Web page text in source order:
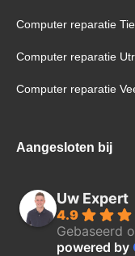
Computer reparatie
Computer reparatie
Computer reparatie
Aangesloten bij
Uw Expert
4.9
Gebaseerd
powered by